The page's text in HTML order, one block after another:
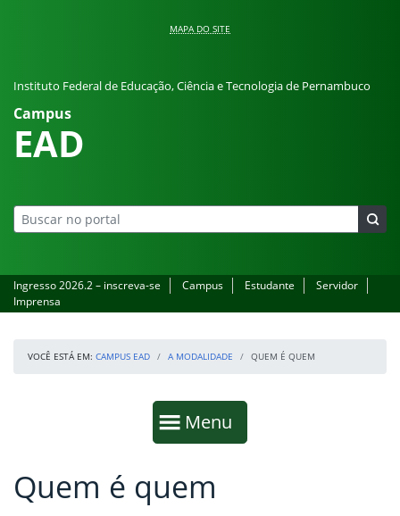
MAPA DO SITE
Instituto Federal de Educação, Ciência e Tecnologia de Pernambuco
Campus
EAD
Ingresso 2026.2 – inscreva-se Campus Estudante
Servidor
Imprensa
VOCÊ ESTÁ EM: CAMPUS EAD A MODALIDADE QUEM É QUEM
Mostrar
Menu
Fim da navegação
Início do conteúdo
Quem é quem